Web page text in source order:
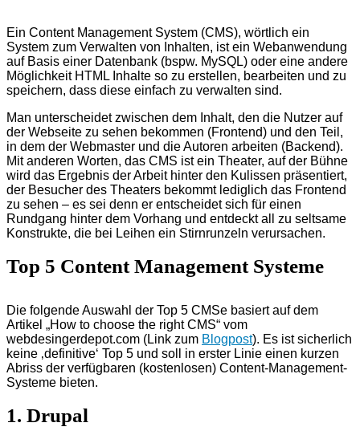
Ein Content Management System (CMS), wörtlich ein
System zum Verwalten von Inhalten, ist ein Webanwendung
auf Basis einer Datenbank (bspw. MySQL) oder eine andere
Möglichkeit HTML Inhalte so zu erstellen, bearbeiten und zu
speichern, dass diese einfach zu verwalten sind.
Man unterscheidet zwischen dem Inhalt, den die Nutzer auf
der Webseite zu sehen bekommen (Frontend) und den Teil,
in dem der Webmaster und die Autoren arbeiten (Backend).
Mit anderen Worten, das CMS ist ein Theater, auf der Bühne
wird das Ergebnis der Arbeit hinter den Kulissen präsentiert,
der Besucher des Theaters bekommt lediglich das Frontend
zu sehen – es sei denn er entscheidet sich für einen
Rundgang hinter dem Vorhang und entdeckt all zu seltsame
Konstrukte, die bei Leihen ein Stirnrunzeln verursachen.
Top 5 Content Management Systeme
Die folgende Auswahl der Top 5 CMSe basiert auf dem
Artikel „How to choose the right CMS“ vom
webdesingerdepot.com (Link zum Blogpost). Es ist sicherlich
keine ‚definitive‘ Top 5 und soll in erster Linie einen kurzen
Abriss der verfügbaren (kostenlosen) Content-Management-
Systeme bieten.
1. Drupal